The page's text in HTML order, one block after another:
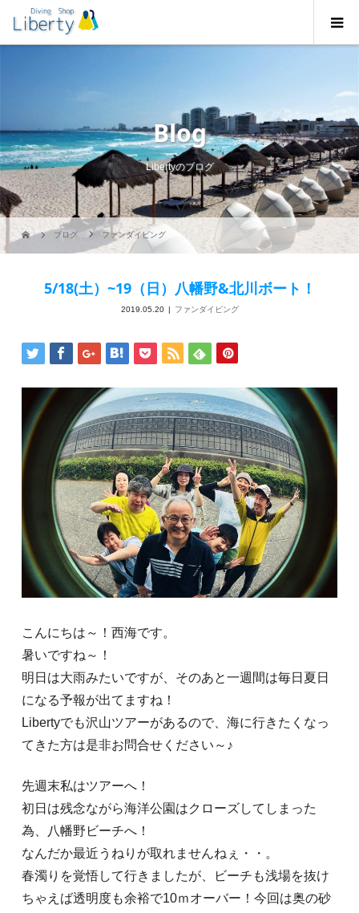
Blog
Libertyのブログ
ブログ ファンダイビング
5/18(土）~19（日）八幡野&北川ボート！
2019.05.20 ファンダイビング
こんにちは～！西海です。
暑いですね～！
明日は大雨みたいですが、そのあと一週間は毎日夏日
になる予報が出てますね！
Libertyでも沢山ツアーがあるので、海に行きたくなっ
てきた方は是非お問合せください～♪
先週末私はツアーへ！
初日は残念ながら海洋公園はクローズしてしまった
為、八幡野ビーチへ！
なんだか最近うねりが取れませんねぇ・・。
春濁りを覚悟して行きましたが、ビーチも浅場を抜け
ちゃえば透明度も余裕で10ｍオーバー！今回は奥の砂